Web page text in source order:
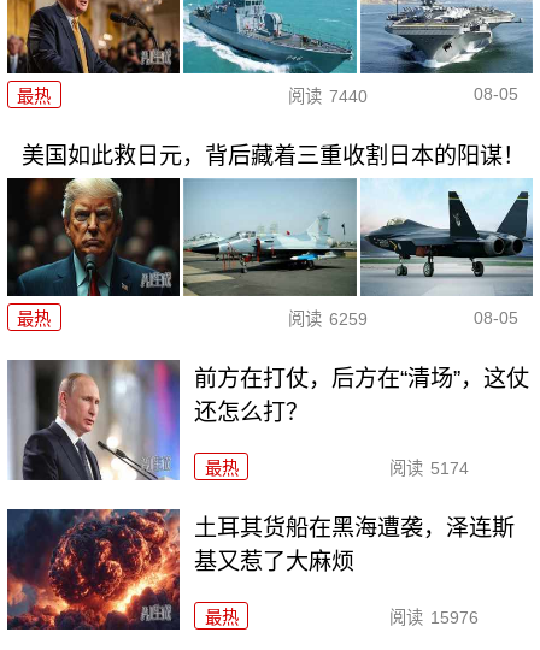
最热 阅读 7440 08-05
美国如此救日元，背后藏着三重收割日本的阳谋！
最热 阅读 6259 08-05
前方在打仗，后方在“清场”，这仗
还怎么打？
最热 阅读 5174
土耳其货船在黑海遭袭，泽连斯
基又惹了大麻烦
最热 阅读 15976